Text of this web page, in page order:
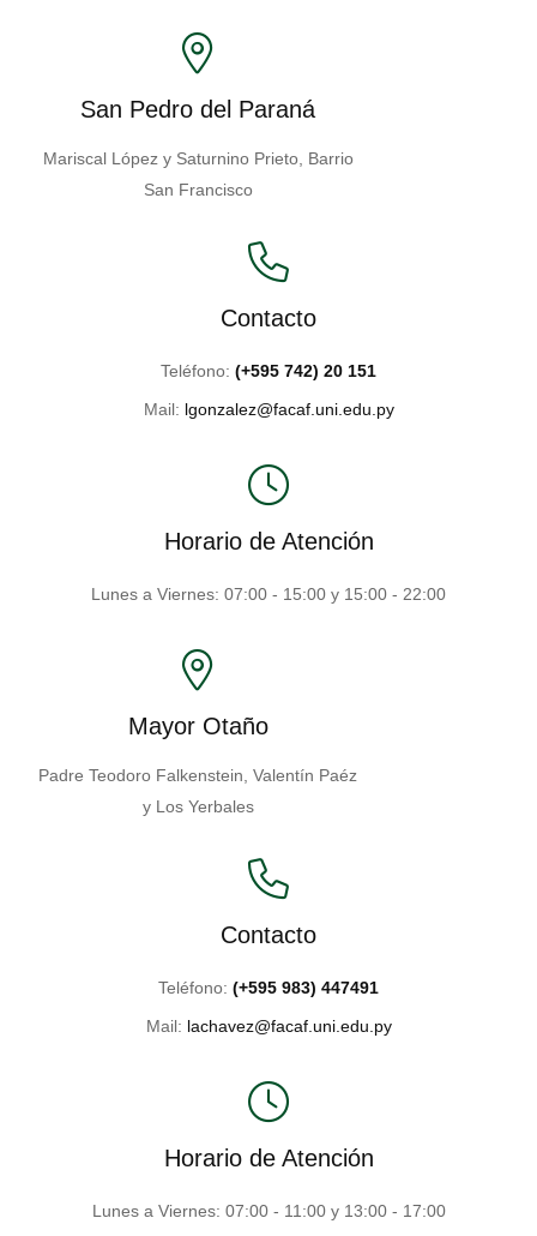
San Pedro del Paraná
Mariscal López y Saturnino Prieto, Barrio
San Francisco
Contacto
Teléfono: (+595 742) 20 151
Mail: lgonzalez@facaf.uni.edu.py
Horario de Atención
Lunes a Viernes: 07:00 - 15:00 y 15:00 - 22:00
Mayor Otaño
Padre Teodoro Falkenstein, Valentín Paéz
y Los Yerbales
Contacto
Teléfono: (+595 983) 447491
Mail: lachavez@facaf.uni.edu.py
Horario de Atención
Lunes a Viernes: 07:00 - 11:00 y 13:00 - 17:00